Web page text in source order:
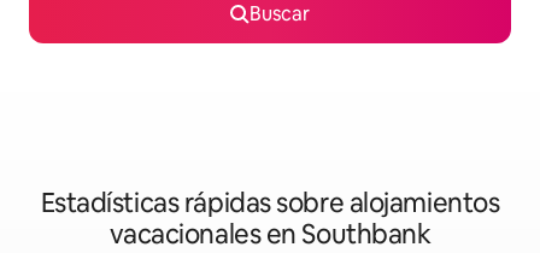
Buscar
Estadísticas rápidas sobre alojamientos
vacacionales en Southbank